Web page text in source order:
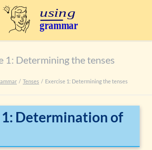
1: Determining the tenses
Tenses Exercise 1: Determining the tenses
1: Determination of